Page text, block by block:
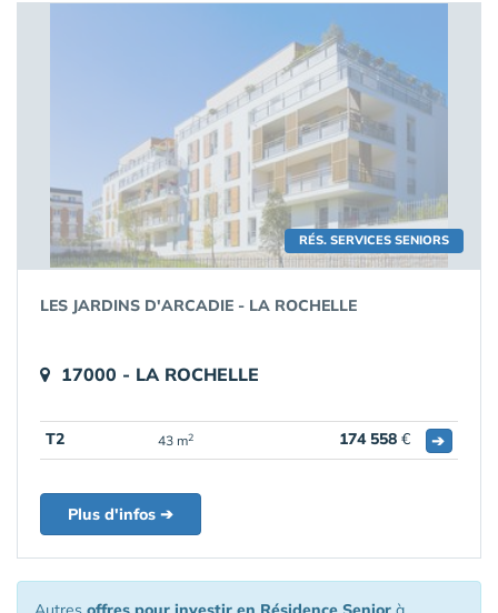
RÉS. SERVICES SENIORS
LES JARDINS D'ARCADIE - LA ROCHELLE
17000 - LA ROCHELLE
T2 43 m2 174 558 € ➔
Plus d'infos ➔